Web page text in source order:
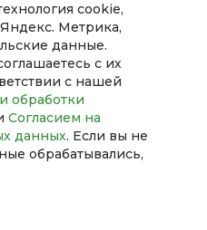
cookie,
Метрика,
данные.
с их
с нашей
обработки
Согласием на
данных. Если вы не
обрабатывались,
Шапкина, д. 11